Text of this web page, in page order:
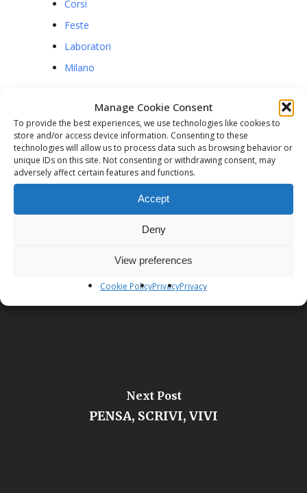
Manage Cookie Consent
To provide the best experiences, we use technologies like cookies to
store and/or access device information. Consenting to these
technologies will allow us to process data such as browsing behavior or
unique IDs on this site. Not consenting or withdrawing consent, may
adversely affect certain features and functions.
Accept
Deny
View preferences
Cookie PolicyPrivacyPrivacy
Corsi
Feste
Laboratori
Milano
Visualizzazioni : 427
Previous Post
Next Post
PENSA, SCRIVI, VIVI